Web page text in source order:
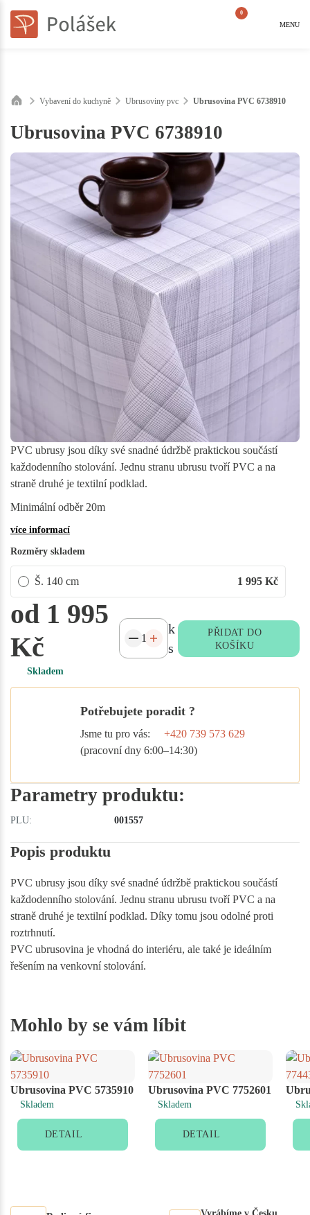
0
MENU
Vybavení do kuchyně Ubrusoviny pvc Ubrusovina PVC 6738910
Ubrusovina PVC 6738910
PVC ubrusy jsou díky své snadné údržbě praktickou součástí
každodenního stolování. Jednu stranu ubrusu tvoří PVC a na
straně druhé je textilní podklad.
Minimální odběr 20m
více informací
Rozměry skladem
Š. 140 cm 1 995 Kč
od 1 995
Kč
Skladem
k
s
PŘIDAT DO
KOŠÍKU
Potřebujete poradit ?
Jsme tu pro vás:
+420 739 573 629
(pracovní dny 6:00–14:30)
Parametry produktu:
PLU: 001557
Popis produktu
PVC ubrusy jsou díky své snadné údržbě praktickou součástí
každodenního stolování. Jednu stranu ubrusu tvoří PVC a na
straně druhé je textilní podklad. Díky tomu jsou odolné proti
roztrhnutí.
PVC ubrusovina je vhodná do interiéru, ale také je ideálním
řešením na venkovní stolování.
Mohlo by se vám líbit
Ubrusovina PVC 5735910
Skladem
DETAIL
Ubrusovina PVC 7752601
Skladem
DETAIL
Vyrábíme v Česku